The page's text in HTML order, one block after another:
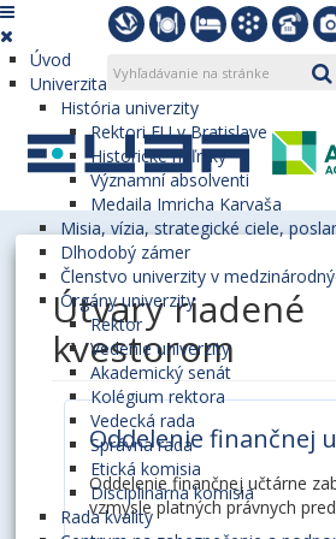
Úvod
Univerzita
História univerzity
Rektori EU v Bratislave
Historické míľniky
Významní absolventi
Medaila Imricha Karvaša
Misia, vízia, strategické ciele,
Dlhodobý zámer
Členstvo univerzity v
Orgány univerzity
Rektor
Vedenie univerzity
Akademický senát
Kolégium rektora
Vedecká rada
Správna rada
Etická komisia
Disciplinárna komisia
Rada kvality
Útvary riadené
kvestorom
Oddelenie finančnej
Oddelenie finančnej učtárne
vzmysle platných právnych
podvojného účtovníctva za EU